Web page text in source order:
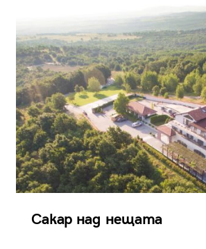
Сакар над нещата